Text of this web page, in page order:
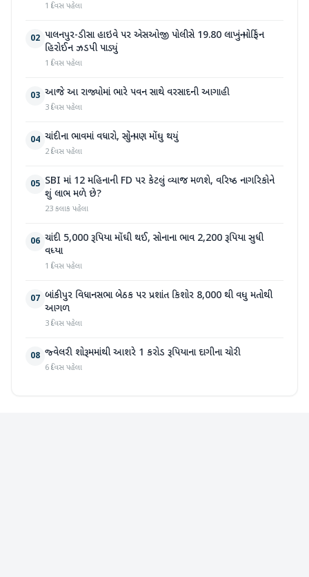
1 દિવસ પહેલા
02 પાલનપુર-ડીસા હાઇવે પર એસઓજી પોલીસે 19.80 લાખનું મોર્ફિન
હિરોઈન ઝડપી પાડ્યું
1 દિવસ પહેલા
03 આજે આ રાજ્યોમાં ભારે પવન સાથે વરસાદની આગાહી
3 દિવસ પહેલા
04 ચાંદીના ભાવમાં વધારો, સોનું પણ મોંઘુ થયું
2 દિવસ પહેલા
05 SBI માં 12 મહિનાની FD પર કેટલું વ્યાજ મળશે, વરિષ્ઠ નાગરિકોને
શું લાભ મળે છે?
23 કલાક પહેલા
06 ચાંદી 5,000 રૂપિયા મોંઘી થઈ, સોનાના ભાવ 2,200 રૂપિયા સુધી
વધ્યા
1 દિવસ પહેલા
07 બાંકીપુર વિધાનસભા બેઠક પર પ્રશાંત કિશોર 8,000 થી વધુ મતોથી
આગળ
3 દિવસ પહેલા
08 જ્વેલરી શોરૂમમાંથી આશરે 1 કરોડ રૂપિયાના દાગીના ચોરી
6 દિવસ પહેલા